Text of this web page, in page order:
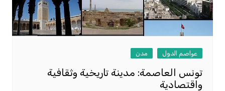
عواصم الدول مدن
تونس العاصمة: مدينة تاريخية وثقافية
واقتصادية